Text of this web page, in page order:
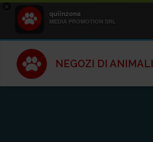
×
quiinzona
MEDIA PROMOTION SRL
NEGOZI DI ANIMALI